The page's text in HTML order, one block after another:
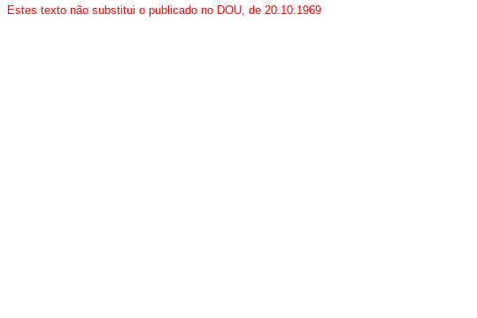
Estes texto não substitui o publicado no DOU, de 20.10.1969